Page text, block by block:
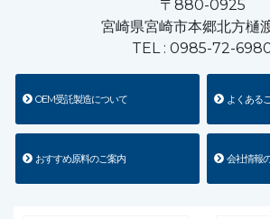
〒880-0925
宮崎県宮崎市本郷北方樋
TEL : 0985-72-
OEM受託製造について よくある
おすすめ原料のご案内 会社情報